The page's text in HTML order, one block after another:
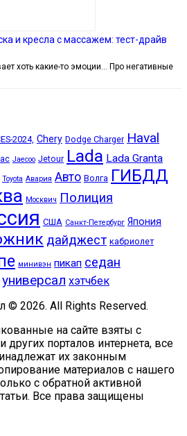
и кресла с массажем: тест-драйв
хоть какие-то эмоции… Про негативные
2024, Chery Dodge Charger Haval
Jaecoo Jetour Lada Lada Granta
Toyota Авария Авто Волга ГИБДД
Москвич Полиция
США Санкт-Петербург Япония
дайджест кабриолет
минивэн пикап седан
универсал хэтчбек
© 2026. All Rights Reserved.
на сайте взяты с
других порталов интернета, все
их законным
материалов с нашего
с обратной активной
Все права защищены